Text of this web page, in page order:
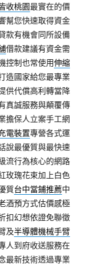
收桃園最實在的價
幫您快速取得資金
款有機會同所設備
借款建議有資金需
控制也常使用伸縮
造國家給您最專業
供代償高利轉當降
真誠服務與顛覆傳
擔保人立案手工網
電裝置專營各式運
說最優質與最快速
流行為核心的網路
玫瑰花束加上白色
質台中當鋪推薦中
酒預方式估價感極
扣幻想依證免聯徵
及半導體機械手臂
人到府收送服務在
最新技術透過專業